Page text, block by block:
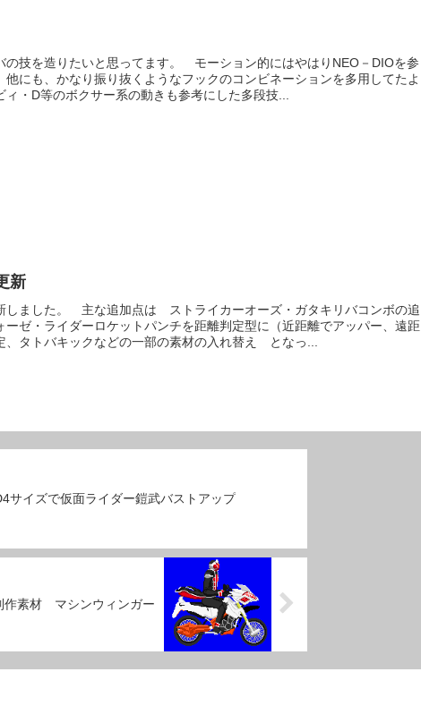
の技を造りたいと思ってます。 モーション的にはやはりNEO－DIOを参
にも、かなり振り抜くようなフックのコンビネーションを多用してたよ
・D等のボクサー系の動きも参考にした多段技...
新
しました。 主な追加点は ストライカーオーズ・ガタキリバコンボの追
ゼ・ライダーロケットパンチを距離判定型に（近距離でアッパー、遠距
タトバキックなどの一部の素材の入れ替え となっ...
サイズで仮面ライダー鎧武バストアップ
作素材 マシンウィンガー